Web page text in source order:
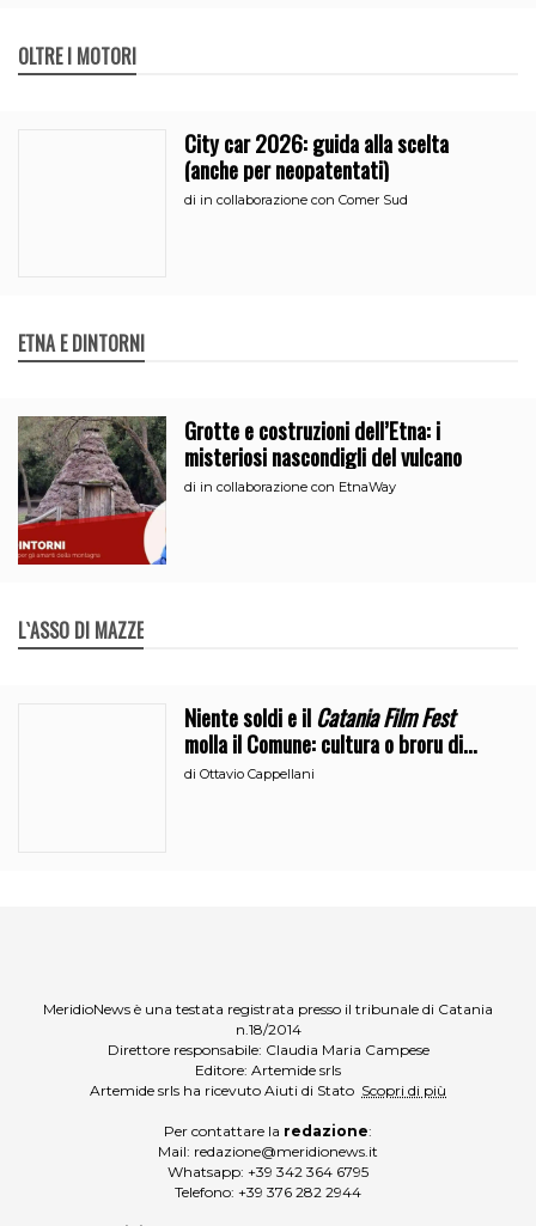
OLTRE I MOTORI
City car 2026: guida alla scelta
(anche per neopatentati)
di in collaborazione con Comer Sud
ETNA E DINTORNI
Grotte e costruzioni dell’Etna: i
misteriosi nascondigli del vulcano
di in collaborazione con EtnaWay
L`ASSO DI MAZZE
Niente soldi e ilCatania Film Fest
molla il Comune: cultura o broru di
ciciri?
diOttavio Cappellani
MeridioNews è una testata registrata presso il tribunale di Catania
n.18/2014
Direttore responsabile: Claudia Maria Campese
Editore: Artemide srls
Artemide srls ha ricevuto Aiuti di Stato Scopri di più
Per contattare la redazione:
Mail: redazione@meridionews.it
Whatsapp: +39 342 364 6795
Telefono: +39 376 282 2944